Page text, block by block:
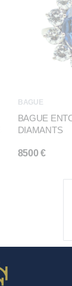
BAGUE
BAGUE
DIAMANTS
8500€